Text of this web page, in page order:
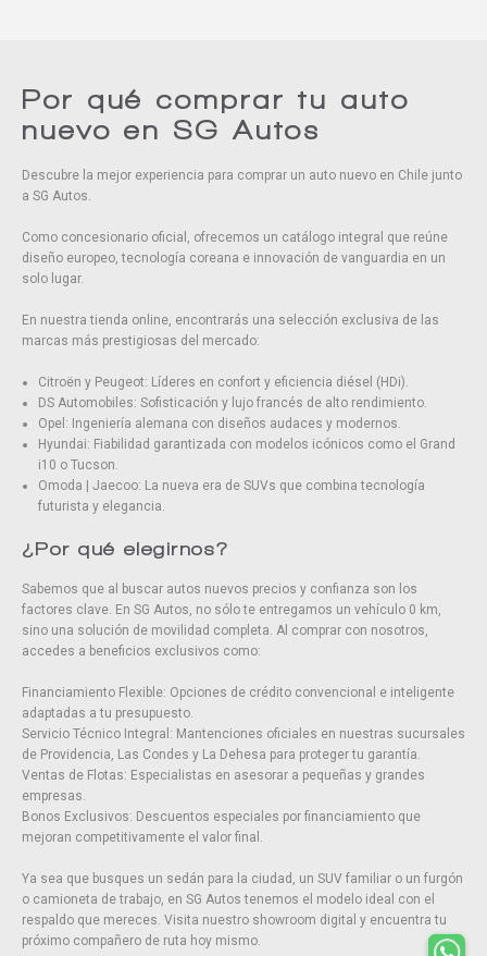
Por qué comprar tu auto
nuevo en SG Autos
Descubre la mejor experiencia para comprar un auto nuevo en Chile junto
a SG Autos.
Como concesionario oficial, ofrecemos un catálogo integral que reúne
diseño europeo, tecnología coreana e innovación de vanguardia en un
solo lugar.
En nuestra tienda online, encontrarás una selección exclusiva de las
marcas más prestigiosas del mercado:
Citroën y Peugeot: Líderes en confort y eficiencia diésel (HDi).
DS Automobiles: Sofisticación y lujo francés de alto rendimiento.
Opel: Ingeniería alemana con diseños audaces y modernos.
Hyundai: Fiabilidad garantizada con modelos icónicos como el Grand
i10 o Tucson.
Omoda | Jaecoo: La nueva era de SUVs que combina tecnología
futurista y elegancia.
¿Por qué elegirnos?
Sabemos que al buscar autos nuevos precios y confianza son los
factores clave. En SG Autos, no sólo te entregamos un vehículo 0 km,
sino una solución de movilidad completa. Al comprar con nosotros,
accedes a beneficios exclusivos como:
Financiamiento Flexible: Opciones de crédito convencional e inteligente
adaptadas a tu presupuesto.
Servicio Técnico Integral: Mantenciones oficiales en nuestras sucursales
de Providencia, Las Condes y La Dehesa para proteger tu garantía.
Ventas de Flotas: Especialistas en asesorar a pequeñas y grandes
empresas.
Bonos Exclusivos: Descuentos especiales por financiamiento que
mejoran competitivamente el valor final.
Ya sea que busques un sedán para la ciudad, un SUV familiar o un furgón
o camioneta de trabajo, en SG Autos tenemos el modelo ideal con el
respaldo que mereces. Visita nuestro showroom digital y encuentra tu
próximo compañero de ruta hoy mismo.